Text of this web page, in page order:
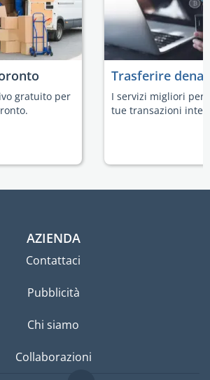
gratuito per
Trasferire
I servizi migliori per
tue transazioni
AZIENDA
Contattaci
Pubblicità
Chi siamo
Collaborazioni